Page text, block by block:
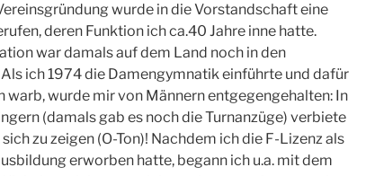
wurde in die Vorstandschaft eine
deren Funktion ich ca.40 Jahre inne hatte.
war damals auf dem Land noch in den
ich 1974 die Damengymnatik einführte und dafür
warb, wurde mir von Männern entgegengehalten: In
(damals gab es noch die Turnanzüge) verbiete
zu zeigen (O-Ton)! Nachdem ich die F-Lizenz als
erworben hatte, begann ich u.a. mit dem